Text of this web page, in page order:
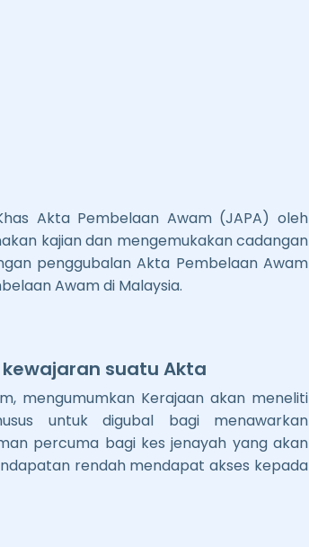
Akta Pembelaan Awam (JAPA) oleh
kajian dan mengemukakan cadangan
penggubalan Akta Pembelaan Awam
Awam di Malaysia.
suatu Akta
mengumumkan Kerajaan akan meneliti
untuk digubal bagi menawarkan
percuma bagi kes jenayah yang akan
rendah mendapat akses kepada